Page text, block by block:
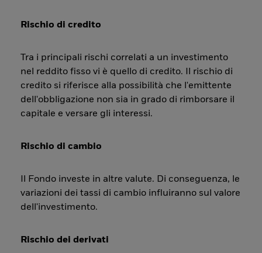
Rischio di credito
Tra i principali rischi correlati a un investimento
nel reddito fisso vi è quello di credito. Il rischio di
credito si riferisce alla possibilità che l'emittente
dell'obbligazione non sia in grado di rimborsare il
capitale e versare gli interessi.
Rischio di cambio
Il Fondo investe in altre valute. Di conseguenza, le
variazioni dei tassi di cambio influiranno sul valore
dell'investimento.
Rischio dei derivati